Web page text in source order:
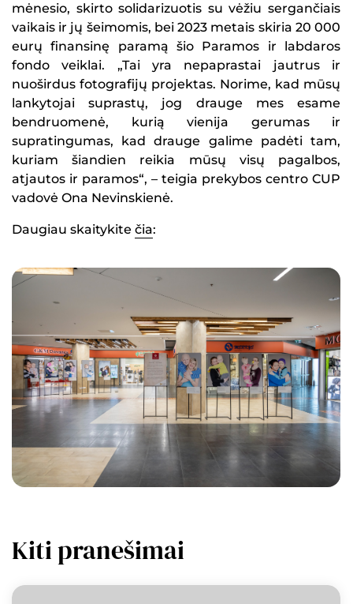
mėnesio, skirto solidarizuotis su vėžiu sergančiais
vaikais ir jų šeimomis, bei 2023 metais skiria 20 000
eurų finansinę paramą šio Paramos ir labdaros
fondo veiklai. „Tai yra nepaprastai jautrus ir
nuoširdus fotografijų projektas. Norime, kad mūsų
lankytojai suprastų, jog drauge mes esame
bendruomenė, kurią vienija gerumas ir
supratingumas, kad drauge galime padėti tam,
kuriam šiandien reikia mūsų visų pagalbos,
atjautos ir paramos“, – teigia prekybos centro CUP
vadovė Ona Nevinskienė.
Daugiau skaitykite čia:
Kiti pranešimai